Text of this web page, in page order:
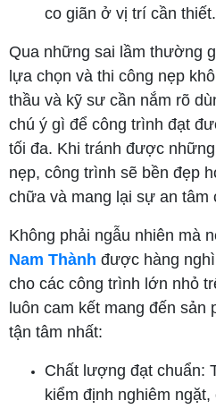
co giãn ở vị trí cần thiết.
Qua những sai lầm thường
lựa chọn và thi công nẹp
thầu và kỹ sư cần nắm rõ
chú ý gì để công trình đạt
tối đa. Khi tránh được
nẹp, công trình sẽ bền đẹp
chữa và mang lại sự an tâm
Không phải ngẫu nhiên mà
Nam Thành được hàng
cho các công trình lớn nhỏ
luôn cam kết mang đến sản
tận tâm nhất:
Chất lượng đạt chuẩn:
kiểm định nghiêm